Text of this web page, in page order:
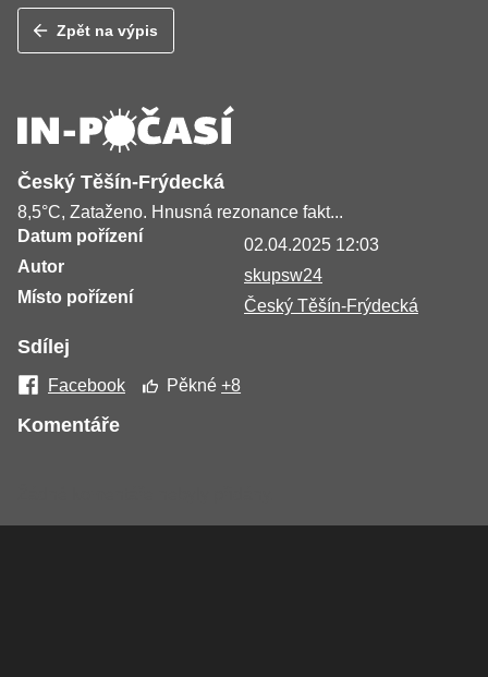
Zpět na výpis
Český Těšín-Frýdecká
8,5°C, Zataženo. Hnusná rezonance fakt...
Datum pořízení
02.04.2025 12:03
Autor
skupsw24
Místo pořízení
Český Těšín-Frýdecká
Sdílej
Facebook Pěkné+8
Komentáře